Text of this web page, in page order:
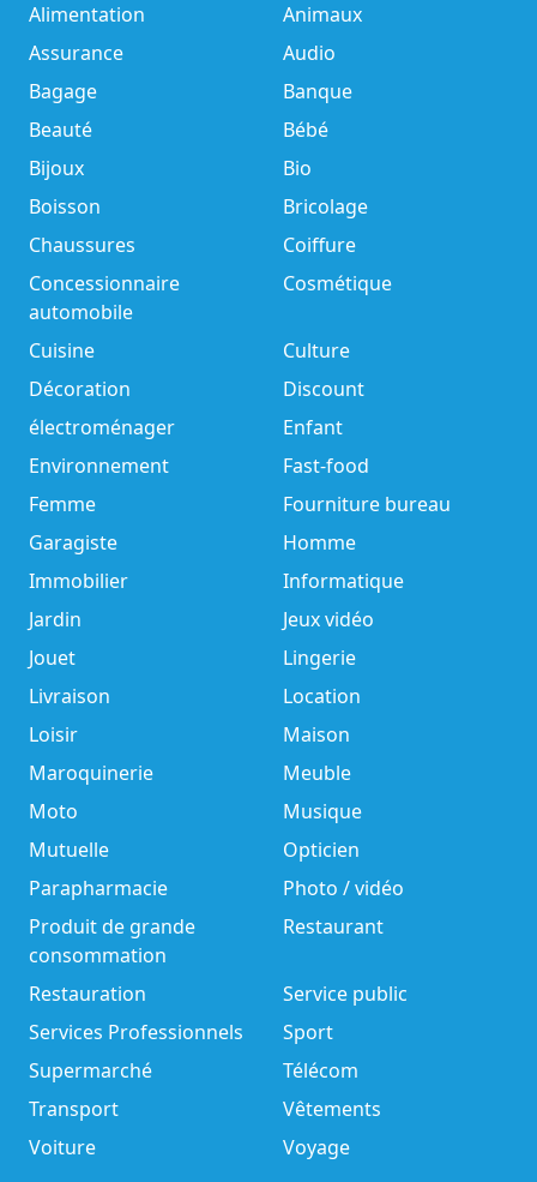
Alimentation
Animaux
Assurance
Audio
Bagage
Banque
Beauté
Bébé
Bijoux
Bio
Boisson
Bricolage
Chaussures
Coiffure
Concessionnaire
automobile
Cosmétique
Cuisine
Culture
Décoration
Discount
électroménager
Enfant
Environnement
Fast-food
Femme
Fourniture bureau
Garagiste
Homme
Immobilier
Informatique
Jardin
Jeux vidéo
Jouet
Lingerie
Livraison
Location
Loisir
Maison
Maroquinerie
Meuble
Moto
Musique
Mutuelle
Opticien
Parapharmacie
Photo / vidéo
Produit de grande
consommation
Restaurant
Restauration
Service public
Services Professionnels
Sport
Supermarché
Télécom
Transport
Vêtements
Voiture
Voyage